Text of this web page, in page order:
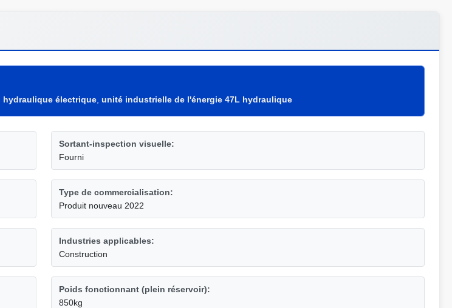
hydraulique électrique unité industrielle de l'énergie 47L hydraulique
Sortant-inspection visuelle:
Fourni
Type de commercialisation:
Produit nouveau 2022
Industries applicables:
Construction
Poids fonctionnant (plein réservoir):
850kg